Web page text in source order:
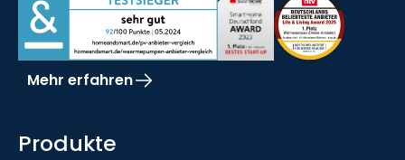
Mehr erfahren
Produkte